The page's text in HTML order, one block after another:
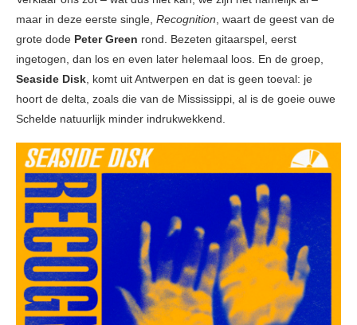
maar in deze eerste single, Recognition, waart de geest van de
grote dode Peter Green rond. Bezeten gitaarspel, eerst
ingetogen, dan los en even later helemaal loos. En de groep,
Seaside Disk, komt uit Antwerpen en dat is geen toeval: je
hoort de delta, zoals die van de Mississippi, al is de goeie ouwe
Schelde natuurlijk minder indrukwekkend.